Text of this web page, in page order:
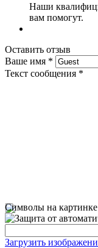
Наши
вам помогут.
Оставить отзыв
Ваше имя *
Текст сообщения *
Символы на картинке
Загрузить